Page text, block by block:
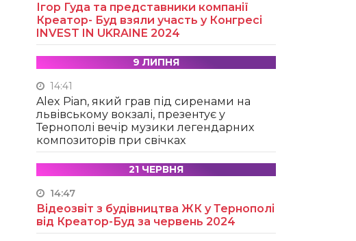
Ігор Гуда та представники компанії
Креатор- Буд взяли участь у Конгресі
INVEST IN UKRAINE 2024
9 ЛИПНЯ
14:41
Alex Pian, який грав під сиренами на
львівському вокзалі, презентує у
Тернополі вечір музики легендарних
композиторів при свічках
21 ЧЕРВНЯ
14:47
Відеозвіт з будівництва ЖК у Тернополі
від Креатор-Буд за червень 2024